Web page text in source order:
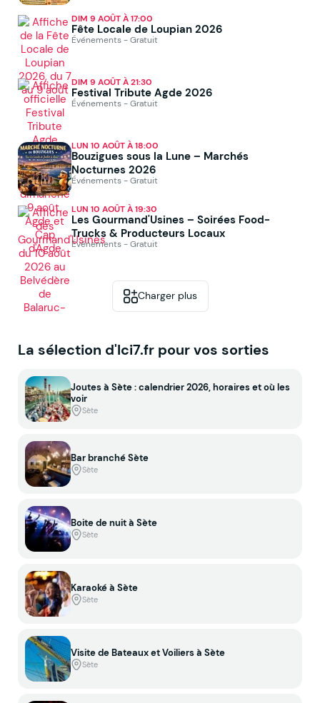
DIM 9 AOÛT À 17:00
Fête Locale de Loupian 2026
Événements - Gratuit
DIM 9 AOÛT À 21:30
Festival Tribute Agde 2026
Événements - Gratuit
LUN 10 AOÛT À 18:00
Bouzigues sous la Lune – Marchés
Nocturnes 2026
Événements - Gratuit
LUN 10 AOÛT À 19:30
Les Gourmand'Usines – Soirées Food-
Trucks & Producteurs Locaux
Événements - Gratuit
Charger plus
La sélection d'Ici7.fr pour vos sorties
Joutes à Sète : calendrier 2026, horaires et où les
voir
Sète
Bar branché Sète
Sète
Boite de nuit à Sète
Sète
Karaoké à Sète
Sète
Visite de Bateaux et Voiliers à Sète
Sète